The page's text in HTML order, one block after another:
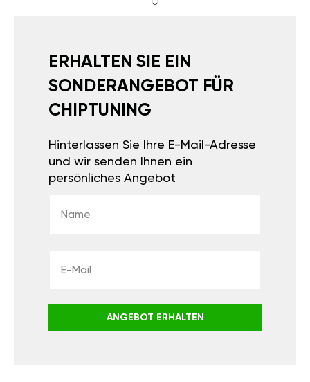
ERHALTEN SIE EIN
SONDERANGEBOT FÜR
CHIPTUNING
Hinterlassen Sie Ihre E-Mail-Adresse
und wir senden Ihnen ein
persönliches Angebot
ANGEBOT ERHALTEN